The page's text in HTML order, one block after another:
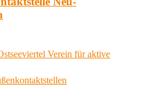
Verein für aktive